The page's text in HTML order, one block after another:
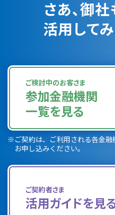
さあ、御
活用して
ご検討中のお客さま
参加金融機関
一覧を見る
※ ご契約は、ご利用される各金融
お申し込みください。
ご契約者さま
活用ガイドを見